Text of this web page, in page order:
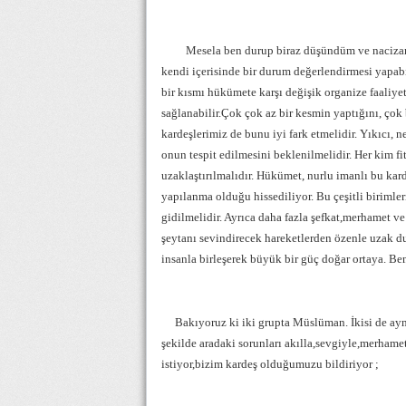
Mesela ben durup biraz düşündüm ve
kendi içerisinde bir durum değerlendirmesi
bir kısmı hükümete karşı değişik organize
sağlanabilir.Çok çok az bir kesmin yaptığını,
kardeşlerimiz de bunu iyi fark etmelidir. Yıkıcı,
onun tespit edilmesini beklenilmelidir. Her kim
uzaklaştırılmalıdır. Hükümet, nurlu imanlı bu
yapılanma olduğu hissediliyor. Bu çeşitli
gidilmelidir. Ayrıca daha fazla şefkat,merhamet
şeytanı sevindirecek hareketlerden özenle uzak
insanla birleşerek büyük bir güç doğar ortaya.
Bakıyoruz ki iki grupta Müslüman. İkisi de
şekilde aradaki sorunları
istiyor,bizim kardeş olduğumuzu bildiriyor ;